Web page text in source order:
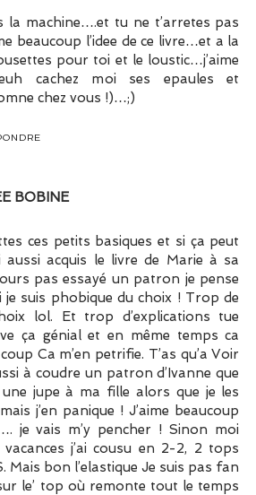
la machine….et tu ne t’arretes pas
beaucoup l’idee de ce livre…et a la
pour toi et le loustic…j’aime
cachez moi ses epaules et
chez vous !)…;)
BOBINE
ces petits basiques et si ça peut
aussi acquis le livre de Marie à sa
pas essayé un patron je pense
suis phobique du choix ! Trop de
lol. Et trop d’explications tue
ça génial et en même temps ca
Ca m’en petrifie. T’as qu’a Voir
à coudre un patron d’Ivanne que
jupe à ma fille alors que je les
j’en panique ! J’aime beaucoup
je vais m’y pencher ! Sinon moi
j’ai cousu en 2-2, 2 tops
Mais bon l’elastique Je suis pas fan
le’ top où remonte tout le temps